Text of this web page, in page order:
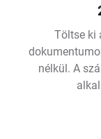
Töltse ki
nélkül. A